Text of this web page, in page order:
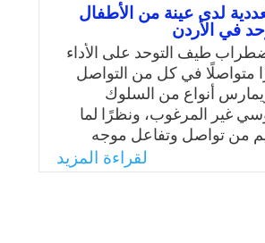
لدى عينة من الأطفال
في الأردن
طيف التوحد على الأداء
متواصلًا في كل من التواصل
أنواع من السلوك
غير المرغوب، ونظرًا لما
من تواصل وتفاعل موجه
تؤثر سلبًا على عملية
المهارات اللازمة، وتعد
لقراءة المزيد